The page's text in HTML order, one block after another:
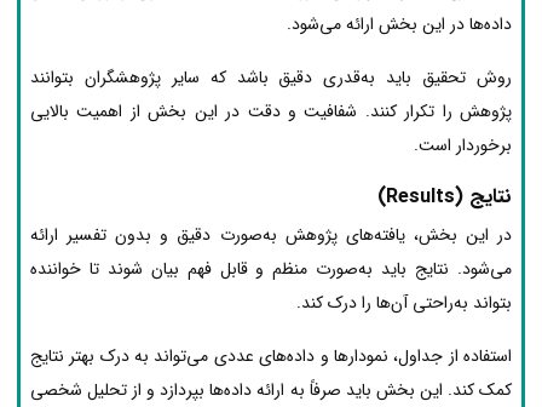
داده‌ها در این بخش ارائه می‌شود.
روش تحقیق باید به‌قدری دقیق باشد که سایر پژوهشگران بتوانند
پژوهش را تکرار کنند. شفافیت و دقت در این بخش از اهمیت بالایی
برخوردار است.
نتایج (Results)
در این بخش، یافته‌های پژوهش به‌صورت دقیق و بدون تفسیر ارائه
می‌شود. نتایج باید به‌صورت منظم و قابل فهم بیان شوند تا خواننده
بتواند به‌راحتی آن‌ها را درک کند.
استفاده از جداول، نمودارها و داده‌های عددی می‌تواند به درک بهتر نتایج
کمک کند. این بخش باید صرفاً به ارائه داده‌ها بپردازد و از تحلیل شخصی